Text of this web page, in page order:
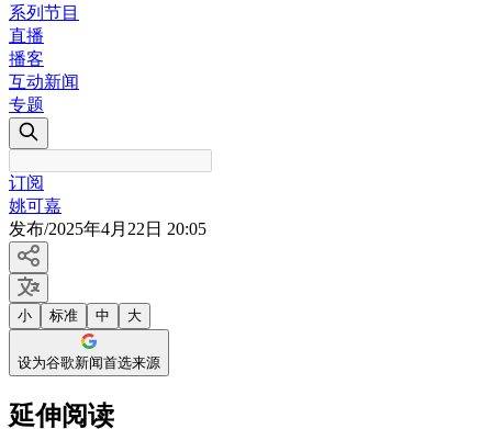
系列节目
直播
播客
互动新闻
专题
订阅
姚可嘉
发布/2025年4月22日 20:05
小 标准 中 大
设为谷歌新闻首选来源
延伸阅读